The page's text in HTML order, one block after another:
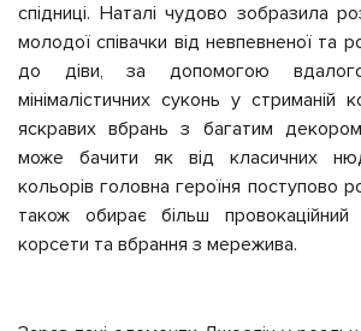
спідниці. Наталі чудово зобразила
молодої співачки від невпевненої та
до діви, за допомогою
мінімалістичних суконь у стриманій
яскравих вбрань з багатим
може бачити як від класичних
кольорів головна героїня поступово
також обирає більш
корсети та вбрання з мережива.